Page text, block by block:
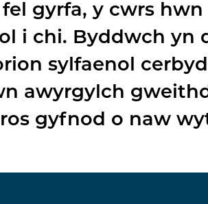
gyrfa, y cwrs hwn
i chi. Byddwch yn
sylfaenol
awyrgylch
gyfnod o naw